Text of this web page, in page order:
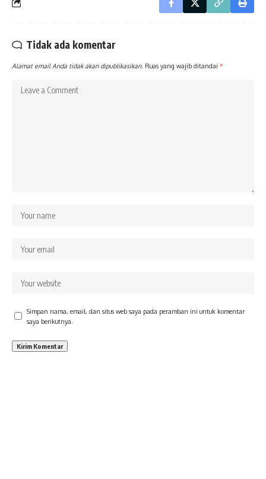
Tidak ada komentar
Alamat email Anda tidak akan dipublikasikan. Ruas yang wajib ditandai *
Simpan nama, email, dan situs web saya pada peramban ini untuk komentar
saya berikutnya.